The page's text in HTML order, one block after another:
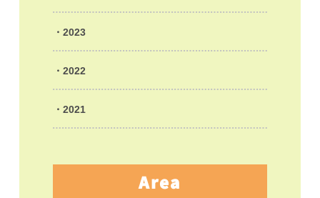
2023
2022
2021
Area